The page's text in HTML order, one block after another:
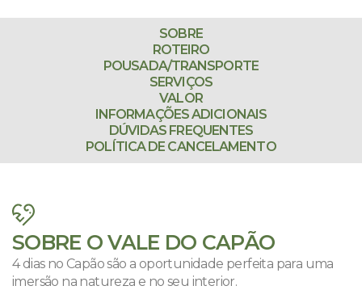
SOBRE
ROTEIRO
POUSADA/TRANSPORTE
SERVIÇOS
VALOR
INFORMAÇÕES ADICIONAIS
DÚVIDAS FREQUENTES
POLÍTICA DE CANCELAMENTO
SOBRE O VALE DO CAPÃO
4 dias no Capão são a oportunidade perfeita para uma
imersão na natureza e no seu interior.